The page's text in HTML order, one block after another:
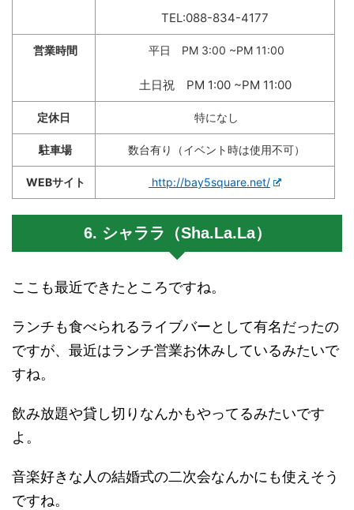
TEL:088-834-4177
営業時間 平日 PM 3:00 ~PM 11:00
土日祝 PM 1:00 ~PM 11:00
定休日 特になし
駐車場 数台有り（イベント時は使用不可）
WEBサイト http://bay5square.net/
6. シャララ（Sha.La.La）
ここも最近できたところですね。
ランチも食べられるライブバーとして有名だったの
ですが、最近はランチ営業お休みしているみたいで
すね。
飲み放題や貸し切りなんかもやってるみたいです
よ。
音楽好きな人の結婚式の二次会なんかにも使えそう
ですね。